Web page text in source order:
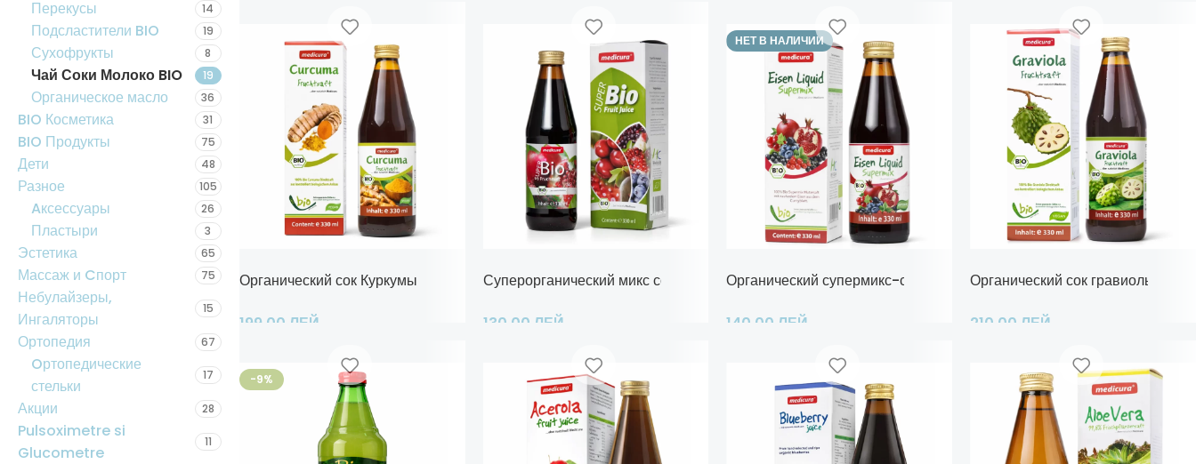
Перекусы 14
Подсластители BIO 19
Сухофрукты 8
Чай Соки Молоко BIO 19
Органическое масло 36
BIO Косметика 31
BIO Продукты 75
Дети 48
Разное 105
Aксессуары 26
Пластыри 3
Эстетика 65
Массаж и Cпорт 75
Небулайзеры,
Ингаляторы
15
Ортопедия 67
Oртопедические
стельки
17
Акции 28
Pulsoximetre si
Glucometre
11
Органический сок Куркумы
199,00 ЛЕЙ
Суперорганический микс соков от
130,00 ЛЕЙ
НЕТ В НАЛИЧИИ
Органический супермикс-сок с железом
140,00 ЛЕЙ
Органический сок гравиолы
210,00 ЛЕЙ
-9%